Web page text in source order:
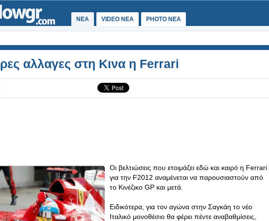
ΝΕΑ VIDEO NEA PHOTO NEA
αλλαγες στη Κινα η Ferrari
Οι βελτιώσεις που ετοιμάζει εδώ και καιρό η Ferrari
για την F2012 αναμένεται να παρουσιαστούν από
το Κινέζικο GP και μετά.
Eιδικότερα, για τον αγώνα στην Σαγκάη το νέο
Ιταλικό μονοθέσιο θα φέρει πέντε αναβαθμίσεις,